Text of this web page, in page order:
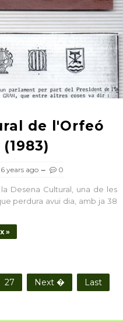
de l'Orfeó
6 years ago 0
Desena Cultural, una de les
perdura avui dia, amb ja 38
»
27 Next � Last